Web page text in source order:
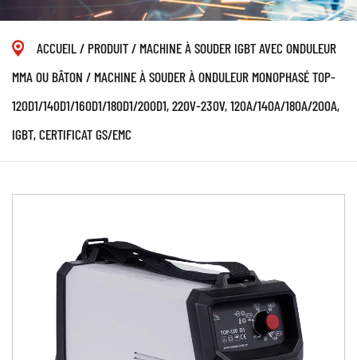
ACCUEIL/ PRODUIT/ MACHINE À SOUDER IGBT AVEC ONDULEUR
MMA OU BÂTON / MACHINE À SOUDER À ONDULEUR MONOPHASÉ TOP-
120D1/140D1/160D1/180D1/200D1, 220V-230V, 120A/140A/180A/200A,
IGBT, CERTIFICAT GS/EMC